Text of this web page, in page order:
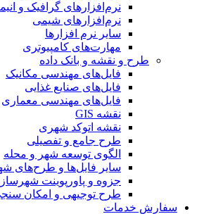
نرم‌افزارهای گرافیک و انیمیشن
نرم‌افزارهای شیمی
سایر نرم افزارها
مهارت‌های کامپیوتری
طرح و نقشه و بانک داده
فایل‌های مهندسی مکانیک
فایل‌های صنایع غذایی
فایل‌های مهندسی معماری
نقشه GIS
نقشه اتوکد شهری
طرح جامع و تفصیلی
الگوی توسعه شهر و محله
سایر فایل‌ها و طرح‌های شهری
جزوه و پاورپوینت شهرسازی
طرح توجیهی و امکان سنجی
سفارش خدمات